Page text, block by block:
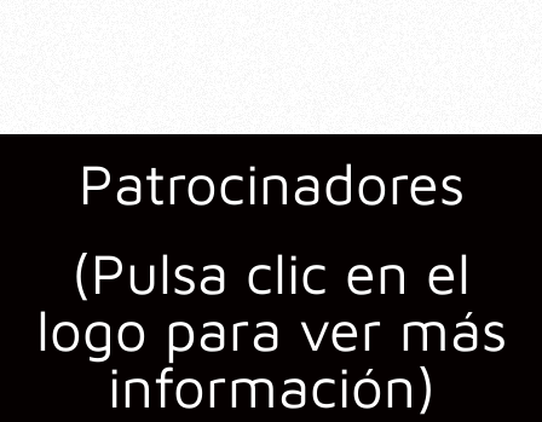
Patrocinadores
(Pulsa clic en el
logo para ver más
información)